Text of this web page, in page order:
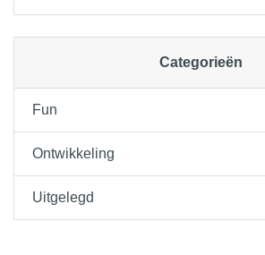
Categorieën
Fun
Ontwikkeling
Uitgelegd